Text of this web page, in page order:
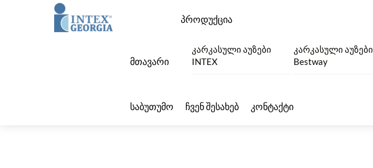
Menu
მთავარი
პროდუქცია
კარკასული აუზები
INTEX
კარკასული აუზები
Bestway
საბუთუმო ჩვენ შესახებ კონტაქტი